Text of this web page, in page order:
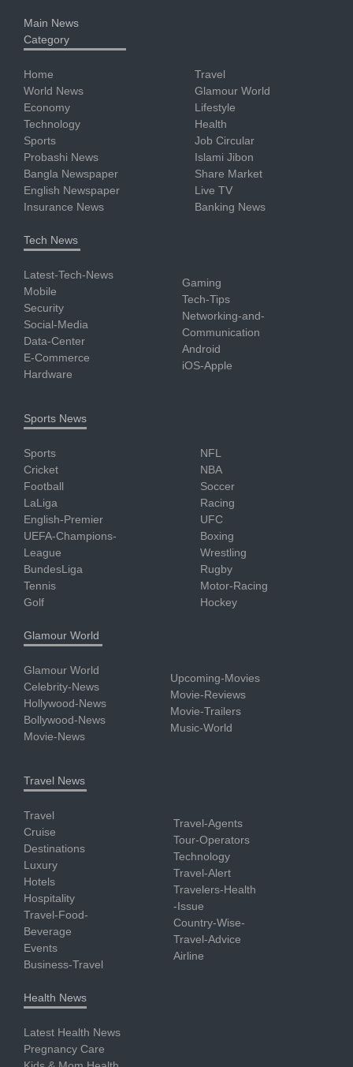
Main News
Category
Home
World News
Economy
Technology
Sports
Probashi News
Bangla Newspaper
English Newspaper
Insurance News
Travel
Glamour World
Lifestyle
Health
Job Circular
Islami Jibon
Share Market
Live TV
Banking News
Tech News
Latest-Tech-News
Mobile
Security
Social-Media
Data-Center
E-Commerce
Hardware
Gaming
Tech-Tips
Networking-and-
Communication
Android
iOS-Apple
Sports News
Sports
Cricket
Football
LaLiga
English-Premier
UEFA-Champions-
League
BundesLiga
Tennis
Golf
NFL
NBA
Soccer
Racing
UFC
Boxing
Wrestling
Rugby
Motor-Racing
Hockey
Glamour World
Glamour World
Celebrity-News
Hollywood-News
Bollywood-News
Movie-News
Upcoming-Movies
Movie-Reviews
Movie-Trailers
Music-World
Travel News
Travel
Cruise
Destinations
Luxury
Hotels
Hospitality
Travel-Food-
Beverage
Events
Business-Travel
Travel-Agents
Tour-Operators
Technology
Travel-Alert
Travelers-Health
-Issue
Country-Wise-
Travel-Advice
Airline
Health News
Latest Health News
Pregnancy Care